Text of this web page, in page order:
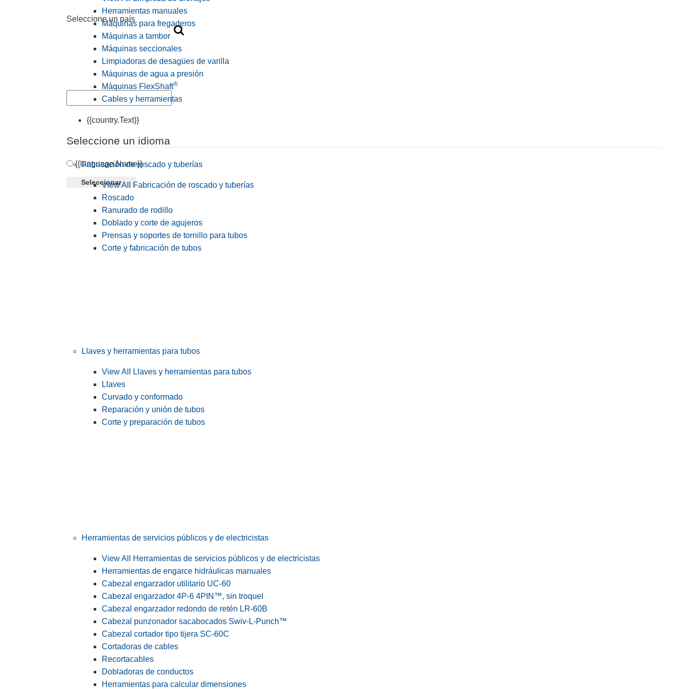
Seleccione un país
{{country.Text}}
Seleccione un idioma
{{language.Name}}
Seleccionar
Herramientas manuales
Máquinas para fregaderos
Máquinas a tambor
Máquinas seccionales
Limpiadoras de desagües de varilla
Máquinas de agua a presión
Máquinas FlexShaft®
Cables y herramientas
Fabricación de roscado y tuberías
View All Fabricación de roscado y tuberías
Roscado
Ranurado de rodillo
Doblado y corte de agujeros
Prensas y soportes de tornillo para tubos
Corte y fabricación de tubos
Llaves y herramientas para tubos
View All Llaves y herramientas para tubos
Llaves
Curvado y conformado
Reparación y unión de tubos
Corte y preparación de tubos
Herramientas de servicios públicos y de electricistas
View All Herramientas de servicios públicos y de electricistas
Herramientas de engarce hidráulicas manuales
Cabezal engarzador utilitario UC-60
Cabezal engarzador 4P-6 4PIN™, sin troquel
Cabezal engarzador redondo de retén LR-60B
Cabezal punzonador sacabocados Swiv-L-Punch™
Cabezal cortador tipo tijera SC-60C
Cortadoras de cables
Recortacables
Dobladoras de conductos
Herramientas para calcular dimensiones